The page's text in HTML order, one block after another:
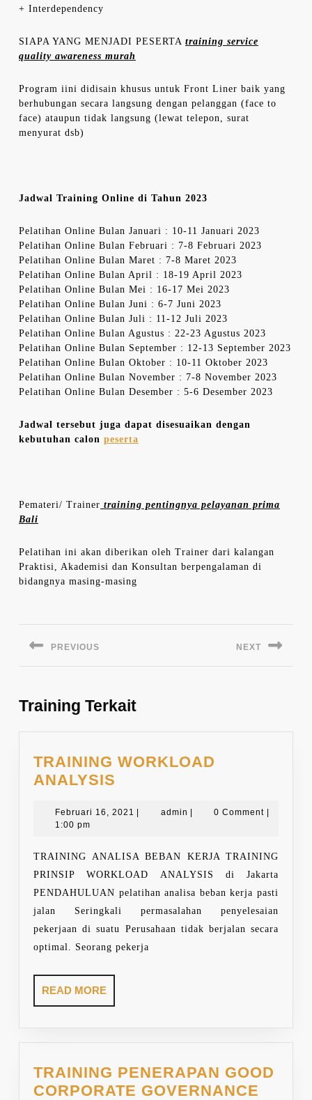
+ Interdependency
SIAPA YANG MENJADI PESERTA training service
quality awareness murah
Program iini didisain khusus untuk Front Liner baik yang
berhubungan secara langsung dengan pelanggan (face to
face) ataupun tidak langsung (lewat telepon, surat
menyurat dsb)
Jadwal Training Online di Tahun 2023
Pelatihan Online Bulan Januari : 10-11 Januari 2023
Pelatihan Online Bulan Februari : 7-8 Februari 2023
Pelatihan Online Bulan Maret : 7-8 Maret 2023
Pelatihan Online Bulan April : 18-19 April 2023
Pelatihan Online Bulan Mei : 16-17 Mei 2023
Pelatihan Online Bulan Juni : 6-7 Juni 2023
Pelatihan Online Bulan Juli : 11-12 Juli 2023
Pelatihan Online Bulan Agustus : 22-23 Agustus 2023
Pelatihan Online Bulan September : 12-13 September 2023
Pelatihan Online Bulan Oktober : 10-11 Oktober 2023
Pelatihan Online Bulan November : 7-8 November 2023
Pelatihan Online Bulan Desember : 5-6 Desember 2023
Jadwal tersebut juga dapat disesuaikan dengan
kebutuhan calon peserta
Pemateri/ Trainer training pentingnya pelayanan prima
Bali
Pelatihan ini akan diberikan oleh Trainer dari kalangan
Praktisi, Akademisi dan Konsultan berpengalaman di
bidangnya masing-masing
PREVIOUS NEXT
Training Terkait
TRAINING WORKLOAD
ANALYSIS
ANALYSIS
Februari 16, 2021 Februariadmin admin0 Comment
1:00 pm
TRAINING ANALISA BEBAN KERJA TRAINING
PRINSIP WORKLOAD ANALYSIS di Jakarta
PENDAHULUAN pelatihan analisa beban kerja pasti
jalan Seringkali permasalahan penyelesaian
pekerjaan di suatu Perusahaan tidak berjalan secara
optimal. Seorang pekerja
READ MOREREAD
MORE
TRAINING PENERAPAN GOOD
CORPORATE GOVERNANCE